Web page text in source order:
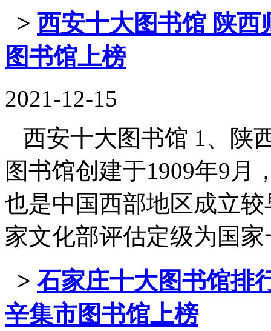
> 西安十大图书馆 陕
图书馆上榜
2021-12-15
西安十大图书馆 1、陕
图书馆创建于1909年9月
也是中国西部地区成立
家文化部评估定级为国家
> 石家庄十大图书馆排
辛集市图书馆上榜